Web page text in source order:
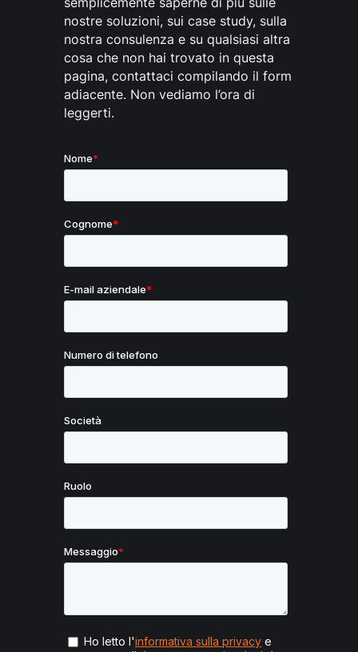
nostre soluzioni, sui case study, sulla
nostra consulenza e su qualsiasi altra
cosa che non hai trovato in questa
pagina, contattaci compilando il form
adiacente. Non vediamo l’ora di
leggerti.